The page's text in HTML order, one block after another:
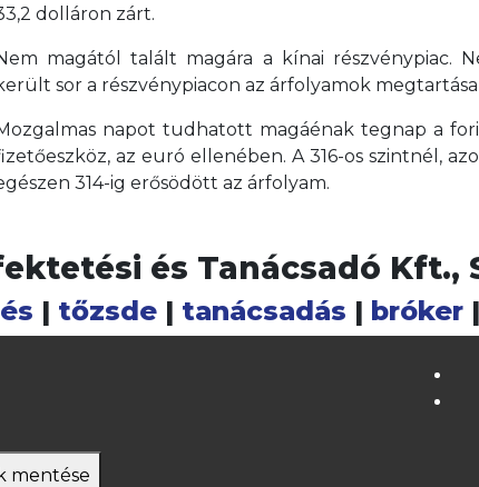
dolláron zárt.
magától talált magára a kínai részvénypiac.
sor a részvénypiacon az árfolyamok
napot tudhatott magáénak tegnap a
az euró ellenében. A 316-os szintnél,
314-ig erősödött az árfolyam.
és Tanácsadó Kft.,
| tőzsde | tanácsadás | bróker |
mentése